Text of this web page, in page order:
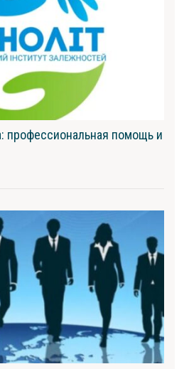
профессиональная помощь и